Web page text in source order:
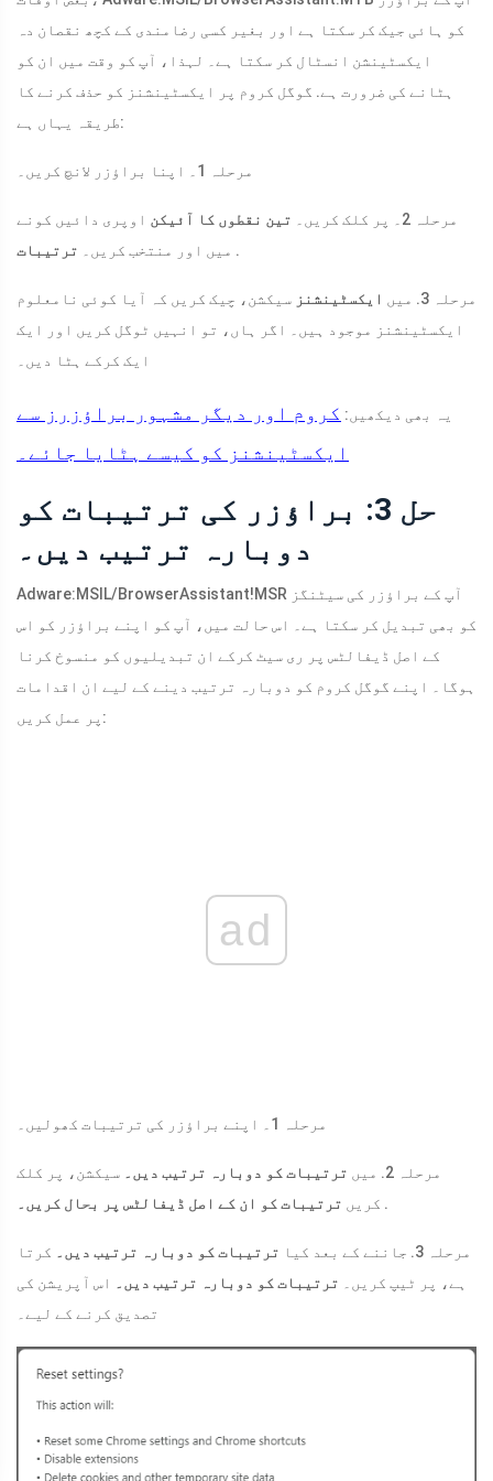
کو ہائی جیک کر سکتا ہے اور بغیر کسی رضامندی کے کچھ نقصان دہ
ایکسٹینشن انسٹال کر سکتا ہے۔ لہذا، آپ کو وقت میں ان کو
ہٹانے کی ضرورت ہے. گوگل کروم پر ایکسٹینشنز کو حذف کرنے کا
طریقہ یہاں ہے:
مرحلہ 1۔ اپنا براؤزر لانچ کریں۔
مرحلہ 2۔ پر کلک کریں۔ تین نقطوں کا آئیکن اوپری دائیں کونے
میں اور منتخب کریں۔ ترتیبات .
مرحلہ 3. میں ایکسٹینشنز سیکشن، چیک کریں کہ آیا کوئی نامعلوم
ایکسٹینشنز موجود ہیں۔ اگر ہاں، تو انہیں ٹوگل کریں اور ایک
ایک کرکے ہٹا دیں۔
یہ بھی دیکھیں: کروم اور دیگر مشہور براؤزرز سے
ایکسٹینشنز کو کیسے ہٹایا جائے۔
حل 3: براؤزر کی ترتیبات کو
دوبارہ ترتیب دیں۔
Adware:MSIL/BrowserAssistant!MSR آپ کے براؤزر کی سیٹنگز
کو بھی تبدیل کر سکتا ہے۔ اس حالت میں، آپ کو اپنے براؤزر کو اس
کے اصل ڈیفالٹس پر ری سیٹ کرکے ان تبدیلیوں کو منسوخ کرنا
ہوگا۔ اپنے گوگل کروم کو دوبارہ ترتیب دینے کے لیے ان اقدامات
پر عمل کریں:
ad
مرحلہ 1۔ اپنے براؤزر کی ترتیبات کھولیں۔
مرحلہ 2. میں ترتیبات کو دوبارہ ترتیب دیں۔ سیکشن، پر کلک
کریں ترتیبات کو ان کے اصل ڈیفالٹس پر بحال کریں۔ .
مرحلہ 3. جاننے کے بعد کیا ترتیبات کو دوبارہ ترتیب دیں۔ کرتا
ہے، پر ٹیپ کریں۔ ترتیبات کو دوبارہ ترتیب دیں۔ اس آپریشن کی
تصدیق کرنے کے لیے۔